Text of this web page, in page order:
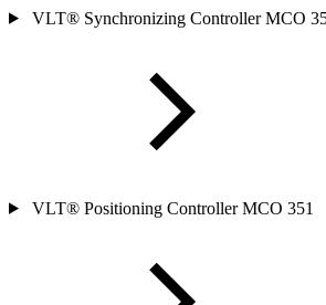
VLT® Synchronizing Controller MCO
VLT® Positioning Controller MCO 351